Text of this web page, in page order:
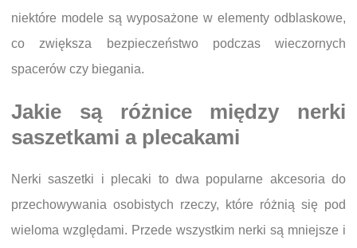
niektóre modele są wyposażone w elementy odblaskowe,
co zwiększa bezpieczeństwo podczas wieczornych
spacerów czy biegania.
Jakie są różnice między nerki
saszetkami a plecakami
Nerki saszetki i plecaki to dwa popularne akcesoria do
przechowywania osobistych rzeczy, które różnią się pod
wieloma względami. Przede wszystkim nerki są mniejsze i